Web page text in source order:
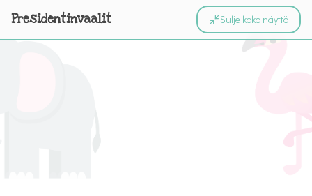
Presidentinvaalit Sulje koko näyttö